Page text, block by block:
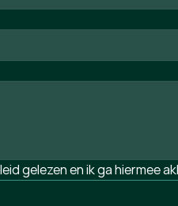
gelezen en ik ga hiermee